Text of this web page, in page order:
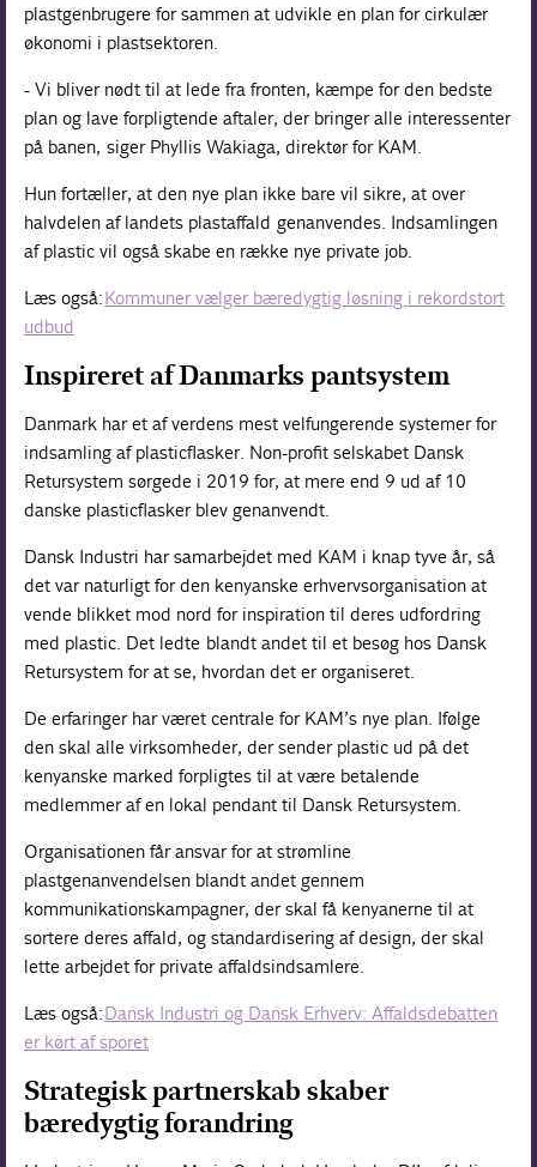
plastgenbrugere for sammen at udvikle en plan for cirkulær
økonomi i plastsektoren.
- Vi bliver nødt til at lede fra fronten, kæmpe for den bedste
plan og lave forpligtende aftaler, der bringer alle interessenter
på banen, siger Phyllis Wakiaga, direktør for KAM.
Hun fortæller, at den nye plan ikke bare vil sikre, at over
halvdelen af landets plastaffald genanvendes. Indsamlingen
af plastic vil også skabe en række nye private job.
Læs også:Kommuner vælger bæredygtig løsning i rekordstort
udbud
Inspireret af Danmarks pantsystem
Danmark har et af verdens mest velfungerende systemer for
indsamling af plasticflasker. Non-profit selskabet Dansk
Retursystem sørgede i 2019 for, at mere end 9 ud af 10
danske plasticflasker blev genanvendt.
Dansk Industri har samarbejdet med KAM i knap tyve år, så
det var naturligt for den kenyanske erhvervsorganisation at
vende blikket mod nord for inspiration til deres udfordring
med plastic. Det ledte blandt andet til et besøg hos Dansk
Retursystem for at se, hvordan det er organiseret.
De erfaringer har været centrale for KAM’s nye plan. Ifølge
den skal alle virksomheder, der sender plastic ud på det
kenyanske marked forpligtes til at være betalende
medlemmer af en lokal pendant til Dansk Retursystem.
Organisationen får ansvar for at strømline
plastgenanvendelsen blandt andet gennem
kommunikationskampagner, der skal få kenyanerne til at
sortere deres affald, og standardisering af design, der skal
lette arbejdet for private affaldsindsamlere.
Læs også:Dansk Industri og Dansk Erhverv: Affaldsdebatten
er kørt af sporet
Strategisk partnerskab skaber
bæredygtig forandring